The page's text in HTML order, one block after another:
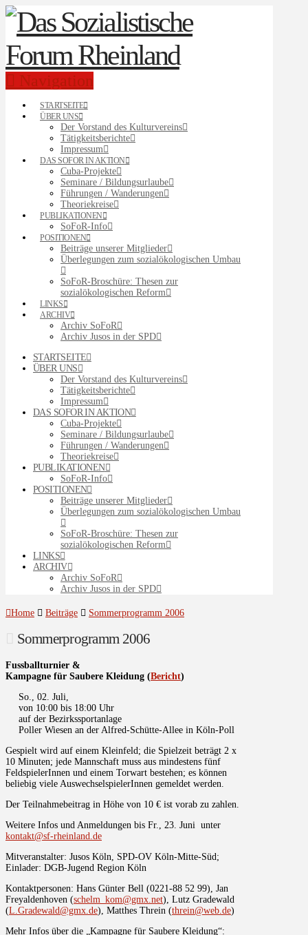
Navigation
STARTSEITE
ÜBER UNS
Der Vorstand des Kulturvereins
Tätigkeitsberichte
Impressum
DAS SOFOR IN AKTION
Cuba-Projekte
Seminare / Bildungsurlaube
Führungen / Wanderungen
Theoriekreise
PUBLIKATIONEN
SoFoR-Info
POSITIONEN
Beiträge unserer Mitglieder
Überlegungen zum sozialökologischen Umbau
SoFoR-Broschüre: Thesen zur
sozialökologischen Reform
LINKS
ARCHIV
Archiv SoFoR
Archiv Jusos in der SPD
STARTSEITE
ÜBER UNS
Der Vorstand des Kulturvereins
Tätigkeitsberichte
Impressum
DAS SOFOR IN AKTION
Cuba-Projekte
Seminare / Bildungsurlaube
Führungen / Wanderungen
Theoriekreise
PUBLIKATIONEN
SoFoR-Info
POSITIONEN
Beiträge unserer Mitglieder
Überlegungen zum sozialökologischen Umbau
SoFoR-Broschüre: Thesen zur
sozialökologischen Reform
LINKS
ARCHIV
Archiv SoFoR
Archiv Jusos in der SPD
Home Beiträge Sommerprogramm 2006
Sommerprogramm 2006
Fussballturnier &
Kampagne für Saubere Kleidung (Bericht)
So., 02. Juli,
von 10:00 bis 18:00 Uhr
auf der Bezirkssportanlage
Poller Wiesen an der Alfred-Schütte-Allee in Köln-Poll
Gespielt wird auf einem Kleinfeld; die Spielzeit beträgt 2 x
10 Minuten; jede Mannschaft muss aus mindestens fünf
FeldspielerInnen und einem Torwart bestehen; es können
beliebig viele AuswechselspielerInnen gemeldet werden.
Der Teilnahmebeitrag in Höhe von 10 € ist vorab zu zahlen.
Weitere Infos und Anmeldungen bis Fr., 23. Juni unter
kontakt@sf-rheinland.de
Mitveranstalter: Jusos Köln, SPD-OV Köln-Mitte-Süd;
Einlader: DGB-Jugend Region Köln
Kontaktpersonen: Hans Günter Bell (0221-88 52 99), Jan
Freyaldenhoven (schelm_kom@gmx.net), Lutz Gradewald
(L.Gradewald@gmx.de), Matthes Threin (threin@web.de)
Mehr Infos über die „Kampagne für Saubere Kleidung“: